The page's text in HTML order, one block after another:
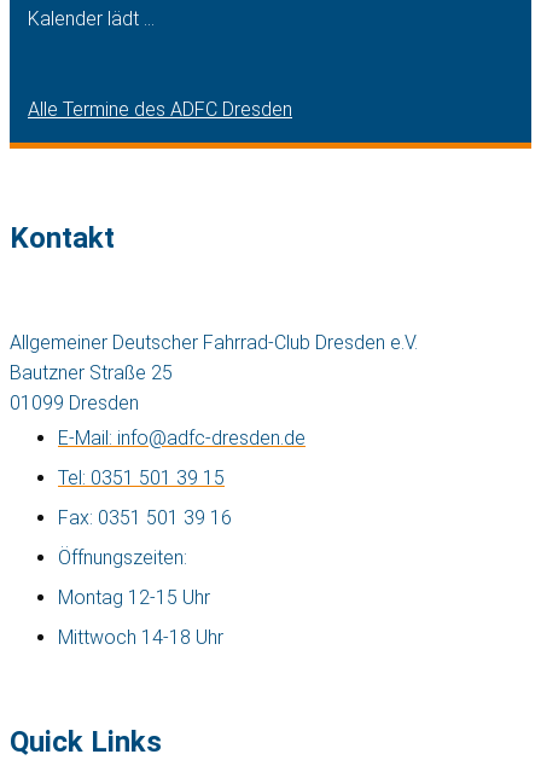
Kalender lädt ...
Alle Termine des ADFC Dresden
Kontakt
Allgemeiner Deutscher Fahrrad-Club Dresden e.V.
Bautzner Straße 25
01099 Dresden
E-Mail: info@adfc-dresden.de
Tel: 0351 501 39 15
Fax: 0351 501 39 16
Öffnungszeiten:
Montag 12-15 Uhr
Mittwoch 14-18 Uhr
Quick Links